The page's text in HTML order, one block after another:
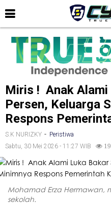
Miris ! Anak Alami
Persen, Keluarga
Respons
S.K NURIZKY - Peristiwa
Sabtu, 30 Mei 2026 - 11:27 WIB
Mohamad Erza Hermawan,
sekolah.